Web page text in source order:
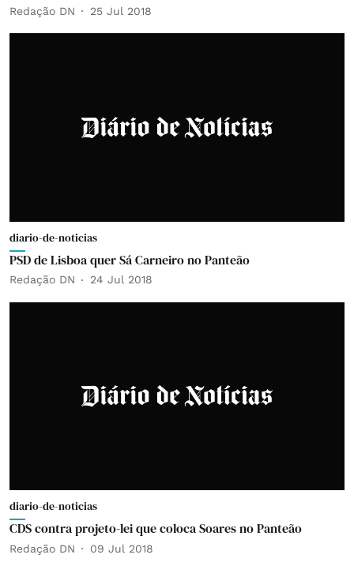
Redação DN 25 Jul 2018
diario-de-noticias
PSD de Lisboa quer Sá Carneiro no Panteão
Redação DN 24 Jul 2018
diario-de-noticias
CDS contra projeto-lei que coloca Soares no Panteão
Redação DN 09 Jul 2018